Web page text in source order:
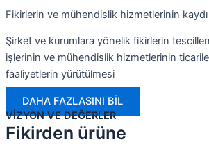
Fikirlerin ve mühendislik hizmetlerinin kaydı
Şirket ve kurumlara yönelik fikirlerin
işlerinin ve mühendislik hizmetlerinin
faaliyetlerin yürütülmesi
DAHA FAZLASINI BİL
VİZYON VE DEĞERLER
Fikirden ürüne